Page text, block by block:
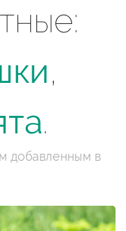
,
.
добавленным в